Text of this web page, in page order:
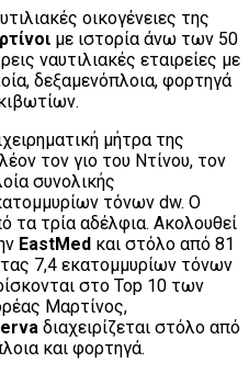
οικογένειες της
με ιστορία άνω των 50
ναυτιλιακές εταιρείες με
δεξαμενόπλοια, φορτηγά
μήτρα της
τον γιο του Ντίνου, τον
συνολικής
τόνων dw. Ο
τα τρία αδέλφια. Ακολουθεί
ΕastMed και στόλο από 81
7,4 εκατομμυρίων τόνων
στο Τοp 10 των
Μαρτίνος,
διαχειρίζεται στόλο από
και φορτηγά.